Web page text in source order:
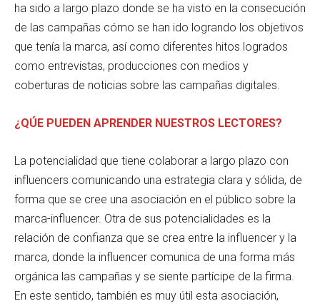
ha sido a largo plazo donde se ha visto en la consecución
de las campañas cómo se han ido logrando los objetivos
que tenía la marca, así como diferentes hitos logrados
como entrevistas, producciones con medios y
coberturas de noticias sobre las campañas digitales.
¿QÚE PUEDEN APRENDER NUESTROS LECTORES?
La potencialidad que tiene colaborar a largo plazo con
influencers comunicando una estrategia clara y sólida, de
forma que se cree una asociación en el público sobre la
marca-influencer. Otra de sus potencialidades es la
relación de confianza que se crea entre la influencer y la
marca, donde la influencer comunica de una forma más
orgánica las campañas y se siente partícipe de la firma.
En este sentido, también es muy útil esta asociación,